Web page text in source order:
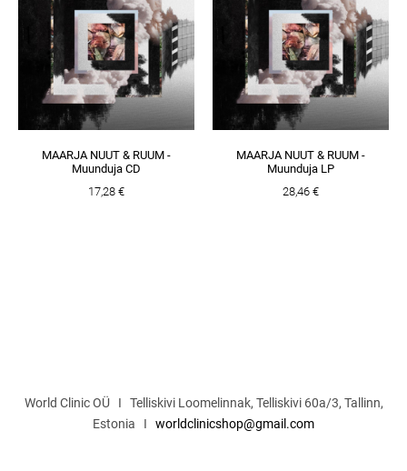
MAARJA NUUT & RUUM -
Muunduja CD
17,28 €
MAARJA NUUT & RUUM -
Muunduja LP
28,46 €
World Clinic OÜ I Telliskivi Loomelinnak, Telliskivi 60a/3, Tallinn,
Estonia I worldclinicshop@gmail.com